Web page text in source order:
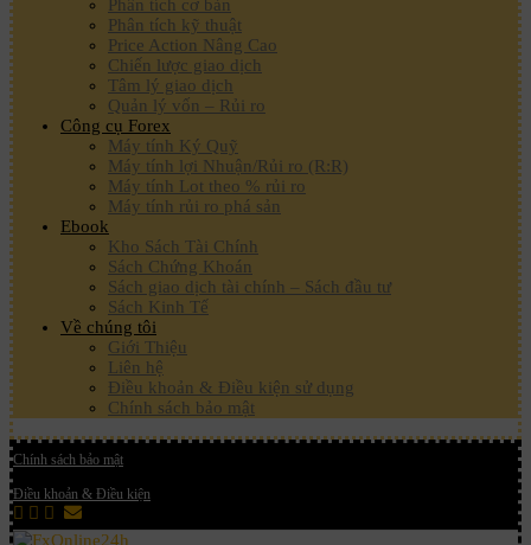
Phân tích cơ bản
Phân tích kỹ thuật
Price Action Nâng Cao
Chiến lược giao dịch
Tâm lý giao dịch
Quản lý vốn – Rủi ro
Công cụ Forex
Máy tính Ký Quỹ
Máy tính lợi Nhuận/Rủi ro (R:R)
Máy tính Lot theo % rủi ro
Máy tính rủi ro phá sản
Ebook
Kho Sách Tài Chính
Sách Chứng Khoán
Sách giao dịch tài chính – Sách đầu tư
Sách Kinh Tế
Về chúng tôi
Giới Thiệu
Liên hệ
Điều khoản & Điều kiện sử dụng
Chính sách bảo mật
Chính sách bảo mật
Điều khoản & Điều kiện